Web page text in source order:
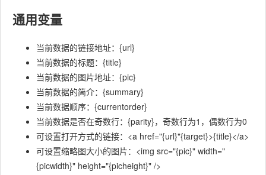
通用变量
当前数据的链接地址：{url}
当前数据的标题：{title}
当前数据的图片地址：{pic}
当前数据的简介：{summary}
当前数据顺序：{currentorder}
当前数据是否在奇数行：{parity}，奇数行为1，偶数行为0
可设置打开方式的链接：<a href="{url}"{target}>{title}</a>
可设置缩略图大小的图片：<img src="{pic}" width="
{picwidth}" height="{picheight}" />